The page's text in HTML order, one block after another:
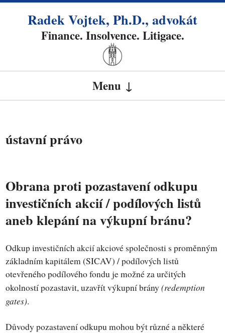
Radek Vojtek, Ph.D., advokát
Finance. Insolvence. Litigace.
Menu
ústavní právo
Obrana proti pozastavení odkupu
investičních akcií / podílových listů
aneb klepání na výkupní bránu?
Odkup investičních akcií akciové společnosti s proměnným
základním kapitálem (SICAV) / podílových listů
otevřeného podílového fondu je možné za určitých
okolností pozastavit, uzavřít výkupní brány(redemption
gates).
Důvody pozastavení odkupu mohou být různé a některé